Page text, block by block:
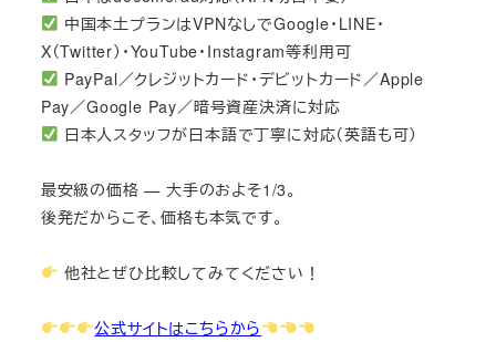
中国本土プランはVPNなしでGoogle・LINE・
X（Twitter）・YouTube・Instagram等利用可
PayPal／クレジットカード・デビットカード／Apple
Pay／Google Pay／暗号資産決済に対応
日本人スタッフが日本語で丁寧に対応（英語も可）
最安級の価格 — 大手のおよそ1/3。
後発だからこそ、価格も本気です。
他社とぜひ比較してみてください！
公式サイトはこちらから